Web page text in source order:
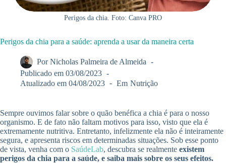
Perigos da chia. Foto: Canva PRO
Perigos da chia para a saúde: aprenda a usar da maneira certa
Por Nicholas Palmeira de Almeida
Publicado em 03/08/2023
Atualizado em 04/08/2023 Em Nutrição
Sempre ouvimos falar sobre o quão benéfica a chia é para o nosso
organismo. E de fato não faltam motivos para isso, visto que ela é
extremamente nutritiva. Entretanto, infelizmente ela não é inteiramente
segura, e apresenta riscos em determinadas situações. Sob esse ponto
de vista, venha com o SaúdeLab, descubra se realmente existem
perigos da chia para a saúde, e saiba mais sobre os seus efeitos.